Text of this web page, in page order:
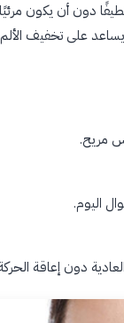
دون أن يكون
على تخفيف الألم
مريح.
اليوم.
دون إعاقة